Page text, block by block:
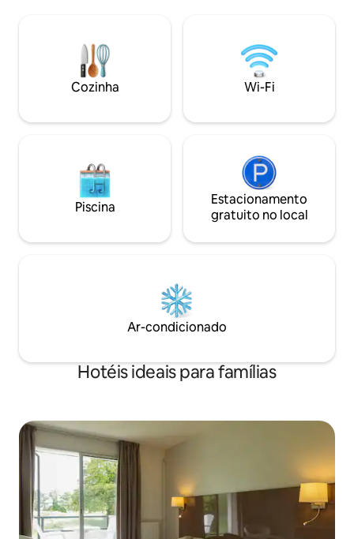
diariamente, tv 80 cm com canal+
esportes, cinema, Disney, Planète, Canal
Foot, RTL9, BBC World News, National
Geographic.
terraço
refeições e um
frente.
Cozinha Wi-Fi
Piscina
Estacionamento
gratuito no local
Ar-condicionado
Hotéis ideais para famílias